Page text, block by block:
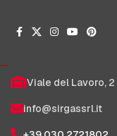
Viale del Lavoro,
info@sirgassrl.it